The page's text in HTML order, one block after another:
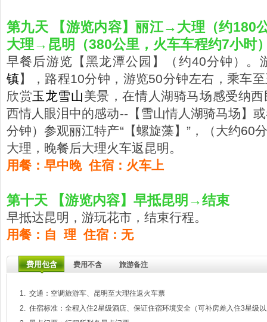
第九天 【游览内容】丽江→大理（约180
大理→昆明（380公里，火车车程约7小时
早餐后游览【黑龙潭公园】（约40分钟）。
镇】，路程10分钟，游览50分钟左右，乘车
欣赏玉龙雪山美景，在情人湖骑马场感受纳
西情人眼泪中的感动--【雪山情人湖骑马场】
分钟）参观丽江特产“【螺旋藻】”，（大约60
大理，晚餐后大理火车返昆明。
用餐：早中晚 住宿：火车上
第十天 【游览内容】早抵昆明→结束
早抵达昆明，游玩花市，结束行程。
用餐：自 理 住宿：无
费用包含 费用不含 旅游备注
1. 交通：空调旅游车、昆明至大理往返火车票
2. 住宿标准：全程入住2星级酒店、保证住宿环境安全（可补房差入住3星级